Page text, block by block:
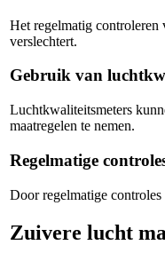
Het regelmatig
verslechtert.
Gebruik van
Luchtkwaliteitsmeters
maatregelen te nemen.
Regelmatige
Door regelmatige
Zuivere lucht